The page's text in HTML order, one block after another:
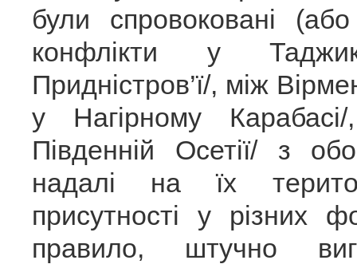
були спровоковані
конфлікти у
Придністров’ї/, між
у Нагірному
Південній Осетії/ з
надалі на їх
присутності у різних
правило, штучно